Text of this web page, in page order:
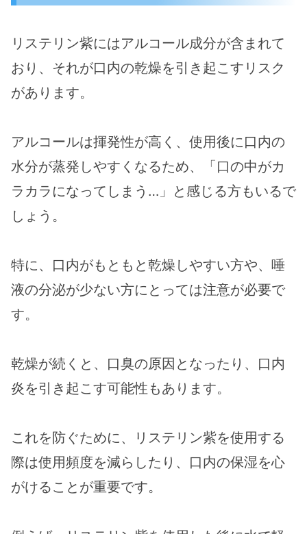
リステリン紫にはアルコール成分が含まれて
おり、それが口内の乾燥を引き起こすリスク
があります。
アルコールは揮発性が高く、使用後に口内の
水分が蒸発しやすくなるため、「口の中がカ
ラカラになってしまう…」と感じる方もいるで
しょう。
特に、口内がもともと乾燥しやすい方や、唾
液の分泌が少ない方にとっては注意が必要で
す。
乾燥が続くと、口臭の原因となったり、口内
炎を引き起こす可能性もあります。
これを防ぐために、リステリン紫を使用する
際は使用頻度を減らしたり、口内の保湿を心
がけることが重要です。